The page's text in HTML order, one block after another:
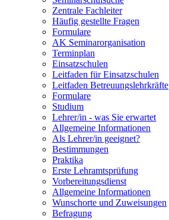
Zentrale Fachleiter
Häufig gestellte Fragen
Formulare
AK Seminarorganisation
Terminplan
Einsatzschulen
Leitfaden für Einsatzschulen
Leitfaden Betreuungslehrkräfte
Formulare
Studium
Lehrer/in - was Sie erwartet
Allgemeine Informationen
Als Lehrer/in geeignet?
Bestimmungen
Praktika
Erste Lehramtsprüfung
Vorbereitungsdienst
Allgemeine Informationen
Wunschorte und Zuweisungen
Befragung